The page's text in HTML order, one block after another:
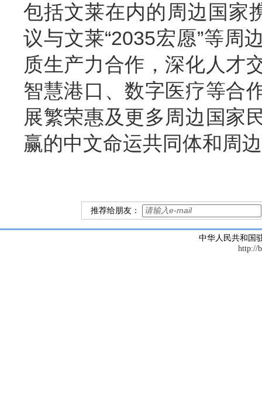
包括文莱在内的周边国家
议与文莱“2035宏愿”等周
质生产力合作，深化人才
智慧港口、数字医疗等合
展繁荣惠及更多周边国家
赢的中文命运共同体和周
推荐给朋友：
中华人民共和国
http://